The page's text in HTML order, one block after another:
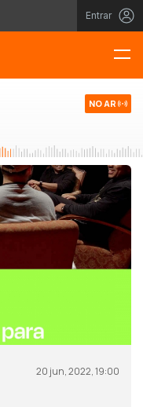
Entrar
NO AR
20 jun, 2022, 19:00